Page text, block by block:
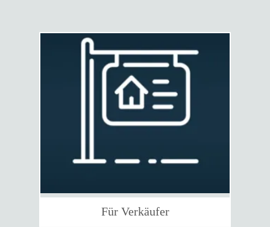
Für Verkäufer